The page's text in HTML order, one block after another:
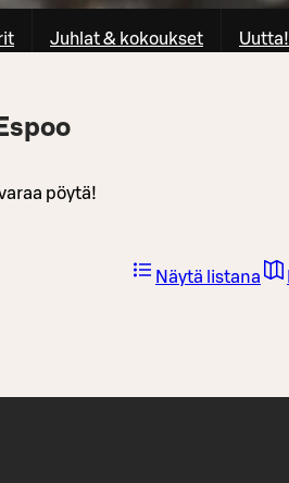
Juhlat & kokoukset Uutta!
pöytä!
Näytä listana